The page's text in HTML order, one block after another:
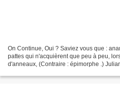
On Continue, Oui ? Saviez vous que :
pattes qui n'acquièrent que peu à peu,
d'anneaux, (Contraire : épimorphe .)